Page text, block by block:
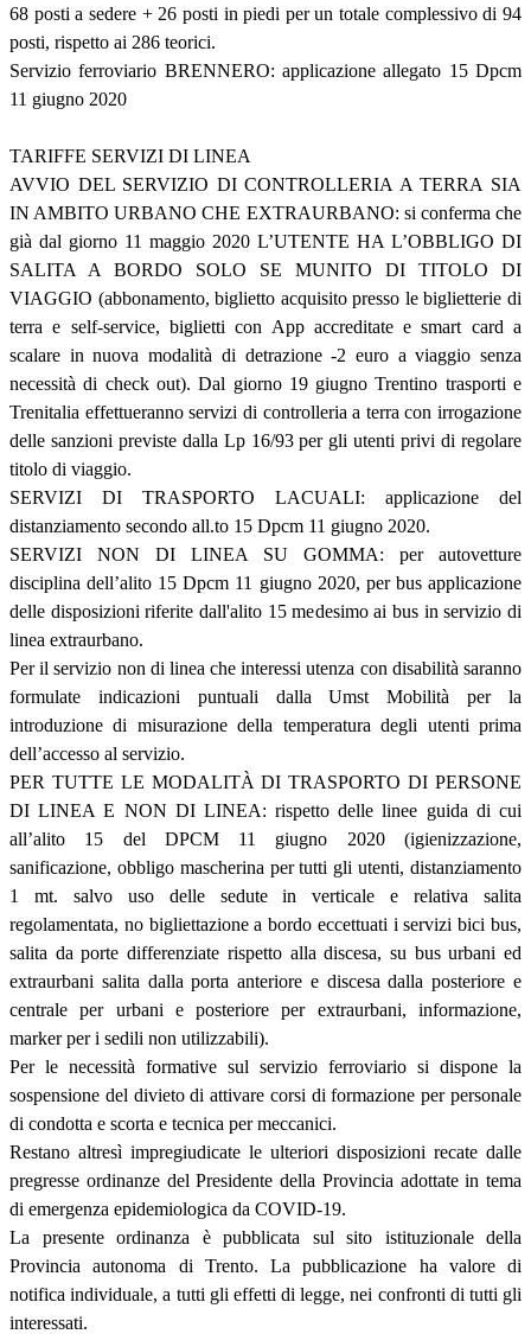
68 posti a sedere + 26 posti in piedi per un totale complessivo di 94
posti, rispetto ai 286 teorici.
Servizio ferroviario BRENNERO: applicazione allegato 15 Dpcm
11 giugno 2020
TARIFFE SERVIZI DI LINEA
AVVIO DEL SERVIZIO DI CONTROLLERIA A TERRA SIA
IN AMBITO URBANO CHE EXTRAURBANO: si conferma che
già dal giorno 11 maggio 2020 L’UTENTE HA L’OBBLIGO DI
SALITA A BORDO SOLO SE MUNITO DI TITOLO DI
VIAGGIO (abbonamento, biglietto acquisito presso le biglietterie di
terra e self-service, biglietti con App accreditate e smart card a
scalare in nuova modalità di detrazione -2 euro a viaggio senza
necessità di check out). Dal giorno 19 giugno Trentino trasporti e
Trenitalia effettueranno servizi di controlleria a terra con irrogazione
delle sanzioni previste dalla Lp 16/93 per gli utenti privi di regolare
titolo di viaggio.
SERVIZI DI TRASPORTO LACUALI: applicazione del
distanziamento secondo all.to 15 Dpcm 11 giugno 2020.
SERVIZI NON DI LINEA SU GOMMA: per autovetture
disciplina dell’alito 15 Dpcm 11 giugno 2020, per bus applicazione
delle disposizioni riferite dall'alito 15 medesimo ai bus in servizio di
linea extraurbano.
Per il servizio non di linea che interessi utenza con disabilità saranno
formulate indicazioni puntuali dalla Umst Mobilità per la
introduzione di misurazione della temperatura degli utenti prima
dell’accesso al servizio.
PER TUTTE LE MODALITÀ DI TRASPORTO DI PERSONE
DI LINEA E NON DI LINEA: rispetto delle linee guida di cui
all’alito 15 del DPCM 11 giugno 2020 (igienizzazione,
sanificazione, obbligo mascherina per tutti gli utenti, distanziamento
1 mt. salvo uso delle sedute in verticale e relativa salita
regolamentata, no bigliettazione a bordo eccettuati i servizi bici bus,
salita da porte differenziate rispetto alla discesa, su bus urbani ed
extraurbani salita dalla porta anteriore e discesa dalla posteriore e
centrale per urbani e posteriore per extraurbani, informazione,
marker per i sedili non utilizzabili).
Per le necessità formative sul servizio ferroviario si dispone la
sospensione del divieto di attivare corsi di formazione per personale
di condotta e scorta e tecnica per meccanici.
Restano altresì impregiudicate le ulteriori disposizioni recate dalle
pregresse ordinanze del Presidente della Provincia adottate in tema
di emergenza epidemiologica da COVID-19.
La presente ordinanza è pubblicata sul sito istituzionale della
Provincia autonoma di Trento. La pubblicazione ha valore di
notifica individuale, a tutti gli effetti di legge, nei confronti di tutti gli
interessati.